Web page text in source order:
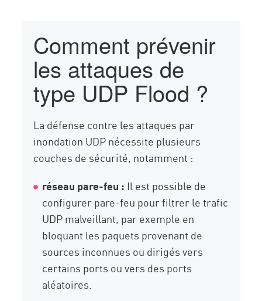
Comment prévenir
les attaques de
type UDP Flood ?
La défense contre les attaques par
inondation UDP nécessite plusieurs
couches de sécurité, notamment :
réseau pare-feu : Il est possible de
configurer pare-feu pour filtrer le trafic
UDP malveillant, par exemple en
bloquant les paquets provenant de
sources inconnues ou dirigés vers
certains ports ou vers des ports
aléatoires.